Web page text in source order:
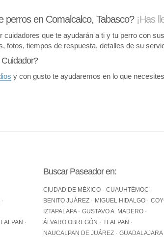
perros en Comalcalco, Tabasco? ¡Has
que te ayudarán a ti y tu perro con
fotos, tiempos de respuesta, detalles de su
y con gusto te ayudaremos en lo que
Buscar Paseador en:
CIUDAD DE MÉXICO
CUAUHTÉMOC
BENITO JUÁREZ
MIGUEL HIDALGO
IZTAPALAPA
GUSTAVO A. MADERO
ÁLVARO OBREGÓN
TLALPAN
NAUCALPAN DE JUÁREZ
GUADALAJARA